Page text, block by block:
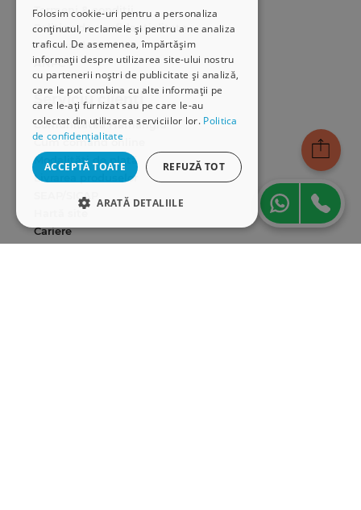
Folosim cookie-uri pentru a personaliza
conținutul, reclamele și pentru a ne analiza
traficul. De asemenea, împărtășim
informații despre utilizarea site-ului nostru
cu partenerii noștri de publicitate și analiză,
care le pot combina cu alte informații pe
care le-ați furnizat sau pe care le-au
colectat din utilizarea serviciilor lor. Politica
de confidențialitate
ACCEPTĂ TOATE REFUZĂ TOT
ARATĂ DETALIILE
STRICT NECESARE
Termeni & condiții
Politica de confidențialitate
Politica de cookies
ANPC
Serviciu clienți
Comunitatea Hamangiu
Cum comand online
Modalități de plată
Livrarea produselor
SEAP/SICAP
Hartă site
Cariere